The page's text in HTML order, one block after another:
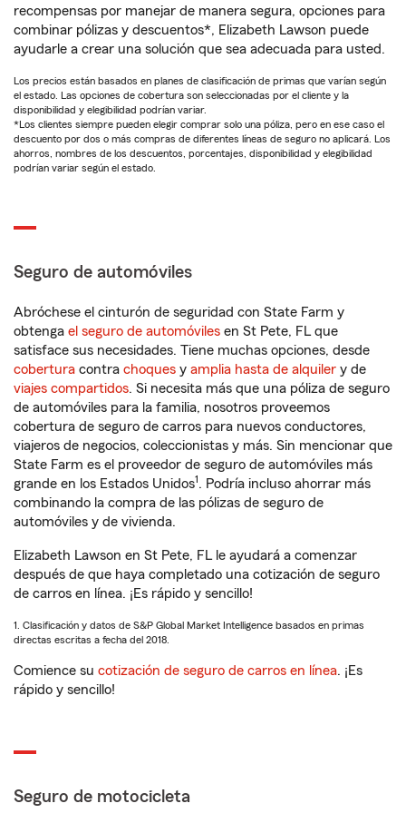
recompensas por manejar de manera segura, opciones para
combinar pólizas y descuentos*, Elizabeth Lawson puede
ayudarle a crear una solución que sea adecuada para usted.
Los precios están basados en planes de clasificación de primas que varían según
el estado. Las opciones de cobertura son seleccionadas por el cliente y la
disponibilidad y elegibilidad podrían variar.
*Los clientes siempre pueden elegir comprar solo una póliza, pero en ese caso el
descuento por dos o más compras de diferentes líneas de seguro no aplicará. Los
ahorros, nombres de los descuentos, porcentajes, disponibilidad y elegibilidad
podrían variar según el estado.
Seguro de automóviles
Abróchese el cinturón de seguridad con State Farm y
obtenga el seguro de automóviles en St Pete, FL que
satisface sus necesidades. Tiene muchas opciones, desde
cobertura contra choques y amplia hasta de alquiler y de
viajes compartidos. Si necesita más que una póliza de seguro
de automóviles para la familia, nosotros proveemos
cobertura de seguro de carros para nuevos conductores,
viajeros de negocios, coleccionistas y más. Sin mencionar que
State Farm es el proveedor de seguro de automóviles más
grande en los Estados Unidos1. Podría incluso ahorrar más
combinando la compra de las pólizas de seguro de
automóviles y de vivienda.
Elizabeth Lawson en St Pete, FL le ayudará a comenzar
después de que haya completado una cotización de seguro
de carros en línea. ¡Es rápido y sencillo!
1. Clasificación y datos de S&P Global Market Intelligence basados en primas
directas escritas a fecha del 2018.
Comience su cotización de seguro de carros en línea. ¡Es
rápido y sencillo!
Seguro de motocicleta